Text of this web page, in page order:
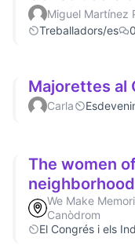
Miguel Martínez
Treballadors/es
0
Majorettes al
Carla
The women
neighborhood
We Make
Canòdrom
El Congrés i els